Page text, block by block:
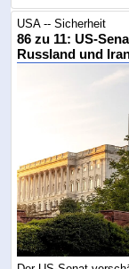
USA -- Sicherheit
86 zu 11: US-
Russland und